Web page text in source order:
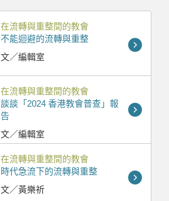
在流轉與重整間的教會
不能迴避的流轉與重整
文／編輯室
在流轉與重整間的教會
談談「2024 香港教會普查」報
告
文／編輯室
在流轉與重整間的教會
時代急流下的流轉與重整
文／黃樂祈